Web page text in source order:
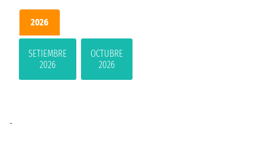
2026
SETIEMBRE
2026
OCTUBRE
2026
-